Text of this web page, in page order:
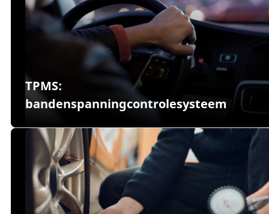
TPMS:
bandenspanningcontrolesysteem